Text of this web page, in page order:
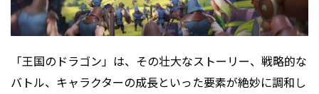
「王国のドラゴン」は、その壮大なストーリー、戦略的な
バトル、キャラクターの成長といった要素が絶妙に調和し